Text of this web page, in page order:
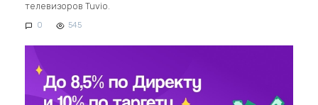
телевизоров Tuvio.
0 545